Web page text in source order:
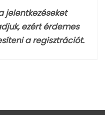
jelentkezéseket
ezért érdemes
a regisztrációt.